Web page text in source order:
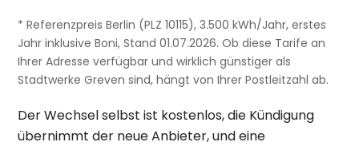
* Referenzpreis Berlin (PLZ 10115), 3.500 kWh/Jahr, erstes
Jahr inklusive Boni, Stand 01.07.2026. Ob diese Tarife an
Ihrer Adresse verfügbar und wirklich günstiger als
Stadtwerke Greven sind, hängt von Ihrer Postleitzahl ab.
Der Wechsel selbst ist kostenlos, die Kündigung
übernimmt der neue Anbieter, und eine